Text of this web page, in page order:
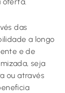
oferta.
das
a longo
e de
seja
ou através